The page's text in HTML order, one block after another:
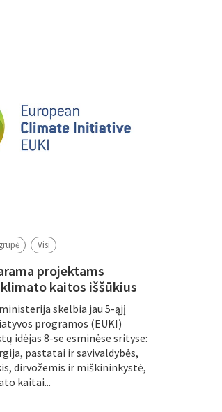
Visi
projektams
kaitos iššūkius
skelbia jau 5-ąjį
programos (EUKI)
idėjas 8-se esminėse srityse:
pastatai ir savivaldybės,
dirvožemis ir miškininkystė,
kaitai...